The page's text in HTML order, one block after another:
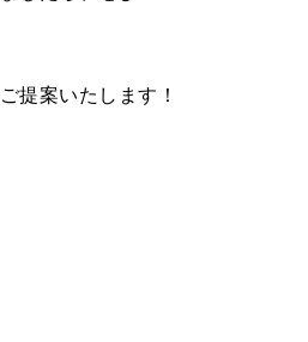
提案いたします！